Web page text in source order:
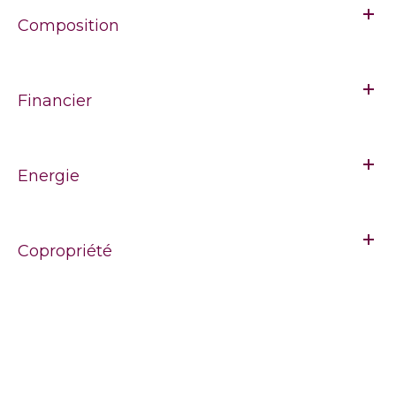
Composition
Financier
Energie
Copropriété